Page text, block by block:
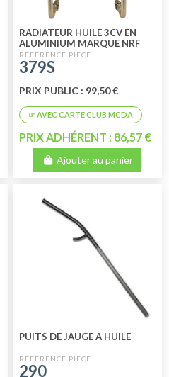
RADIATEUR HUILE 3CV EN
ALUMINIUM MARQUE NRF
379S
PRIX PUBLIC : 99,50 €
PRIX ADHÉRENT : 86,57 €
Ajouter au panier
PUITS DE JAUGE A HUILE
290